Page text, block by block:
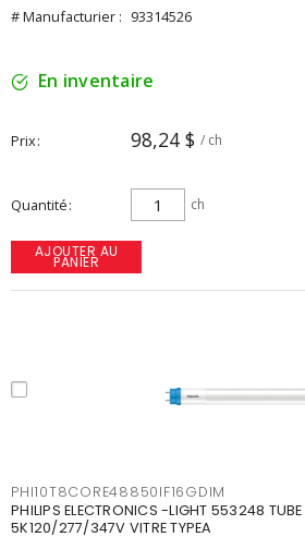
# Manufacturier : 93314526
En inventaire
Prix 98,24 $ / ch
Quantité ch
AJOUTER AU
PANIER
PHI10T8CORE48850IF16GDIM
PHILIPS ELECTRONICS -LIGHT 553248
5K120/277/347V VITRE TYPEA